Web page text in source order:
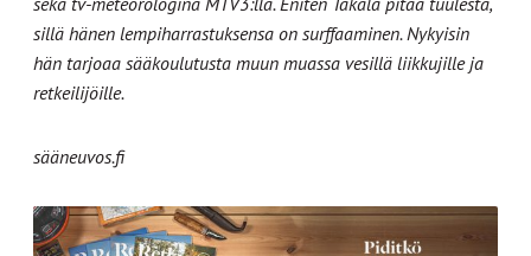
sillä hänen lempiharrastuksensa on surffaaminen. Nykyisin
hän tarjoaa sääkoulutusta muun muassa vesillä liikkujille ja
retkeilijöille.
sääneuvos.fi